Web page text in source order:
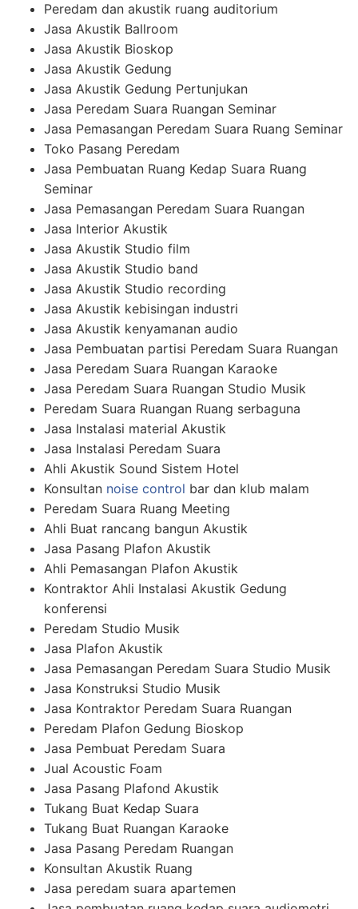
Peredam dan akustik ruang auditorium
Jasa Akustik Ballroom
Jasa Akustik Bioskop
Jasa Akustik Gedung
Jasa Akustik Gedung Pertunjukan
Jasa Peredam Suara Ruangan Seminar
Jasa Pemasangan Peredam Suara Ruang Seminar
Toko Pasang Peredam
Jasa Pembuatan Ruang Kedap Suara Ruang
Seminar
Jasa Pemasangan Peredam Suara Ruangan
Jasa Interior Akustik
Jasa Akustik Studio film
Jasa Akustik Studio band
Jasa Akustik Studio recording
Jasa Akustik kebisingan industri
Jasa Akustik kenyamanan audio
Jasa Pembuatan partisi Peredam Suara Ruangan
Jasa Peredam Suara Ruangan Karaoke
Jasa Peredam Suara Ruangan Studio Musik
Peredam Suara Ruangan Ruang serbaguna
Jasa Instalasi material Akustik
Jasa Instalasi Peredam Suara
Ahli Akustik Sound Sistem Hotel
Konsultan noise control bar dan klub malam
Peredam Suara Ruang Meeting
Ahli Buat rancang bangun Akustik
Jasa Pasang Plafon Akustik
Ahli Pemasangan Plafon Akustik
Kontraktor Ahli Instalasi Akustik Gedung
konferensi
Peredam Studio Musik
Jasa Plafon Akustik
Jasa Pemasangan Peredam Suara Studio Musik
Jasa Konstruksi Studio Musik
Jasa Kontraktor Peredam Suara Ruangan
Peredam Plafon Gedung Bioskop
Jasa Pembuat Peredam Suara
Jual Acoustic Foam
Jasa Pasang Plafond Akustik
Tukang Buat Kedap Suara
Tukang Buat Ruangan Karaoke
Jasa Pasang Peredam Ruangan
Konsultan Akustik Ruang
Jasa peredam suara apartemen